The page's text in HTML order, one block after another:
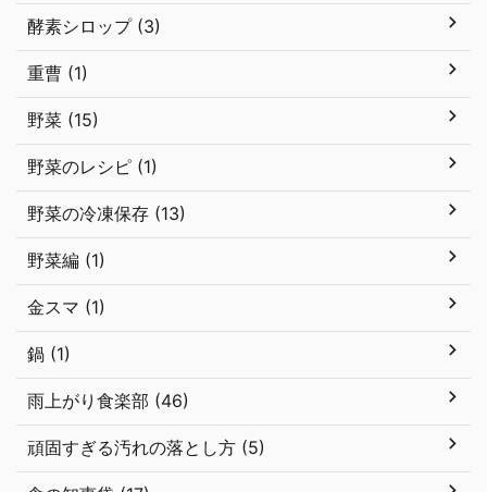
酵素シロップ (3)
重曹 (1)
野菜 (15)
野菜のレシピ (1)
野菜の冷凍保存 (13)
野菜編 (1)
金スマ (1)
鍋 (1)
雨上がり食楽部 (46)
頑固すぎる汚れの落とし方 (5)